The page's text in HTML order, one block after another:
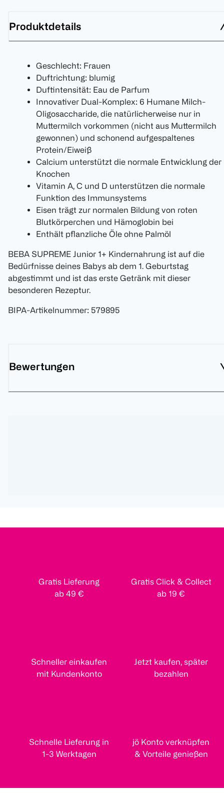
Produktdetails
Geschlecht: Frauen
Duftrichtung: blumig
Duftintensität: Eau de Parfum
Innovativer Dual-Komplex: 6 Humane Milch-
Oligosaccharide, die natürlicherweise nur in
Muttermilch vorkommen (nicht aus Muttermilch
gewonnen) und schonend aufgespaltenes
Protein/Eiweiß
Calcium unterstützt die normale Entwicklung der
Knochen
Vitamin A, C und D unterstützen die normale
Funktion des Immunsystems
Eisen trägt zur normalen Bildung von roten
Blutkörperchen und Hämoglobin bei
Enthält pflanzliche Öle ohne Palmöl
BEBA SUPREME Junior 1+ Kindernahrung ist auf die
Bedürfnisse deines Babys ab dem 1. Geburtstag
abgestimmt und ist das erste Getränk mit dieser
besonderen Rezeptur.
BIPA-Artikelnummer: 579895
Bewertungen
Gratis Lieferung
ab 49 €
Gratis Click & Collect
ab 19 €
Schneller einkaufen
mit Kundenkonto
Jetzt kaufen, später
bezahlen
Schnelle Lieferung in
1-3 Werktagen
jö Konto verknüpfen
& Vorteile genießen